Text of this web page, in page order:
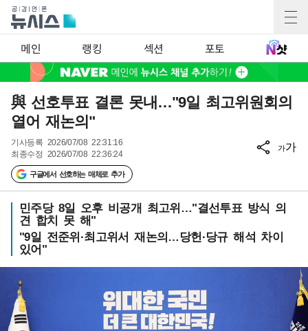
메인 랭킹 섹션 포토
與 선호투표 결론 못내…"9일 최고위원회의
열어 재논의"
기사등록 2026/07/08 22:31:16
최종수정 2026/07/08 22:36:24
구글에서 선호하는 매체로 추가
가가
민주당 8일 오후 비공개 최고위…"결선투표 방식 의
견 합치 못 해"
"9일 전준위·최고위서 재논의…당헌·당규 해석 차이
있어"